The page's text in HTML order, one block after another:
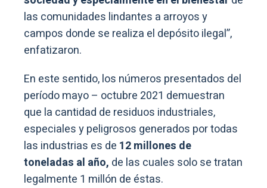
las comunidades lindantes a arroyos y
campos donde se realiza el depósito ilegal”,
enfatizaron.
En este sentido, los números presentados del
período mayo – octubre 2021 demuestran
que la cantidad de residuos industriales,
especiales y peligrosos generados por todas
las industrias es de 12 millones de
toneladas al año, de las cuales solo se tratan
legalmente 1 millón de éstas.